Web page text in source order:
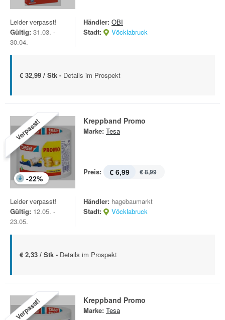
Leider verpasst!
Gültig: 31.03. -
30.04.
Händler: OBI
Stadt:
Vöcklabruck
€ 32,99 / Stk - Details im Prospekt
Verpasst!
-22%
Kreppband Promo
Marke: Tesa
Preis: € 6,99 € 8,99
Leider verpasst!
Gültig: 12.05. -
23.05.
Händler: hagebaumarkt
Stadt:
Vöcklabruck
€ 2,33 / Stk - Details im Prospekt
Verpasst! Kreppband Promo
Marke: Tesa